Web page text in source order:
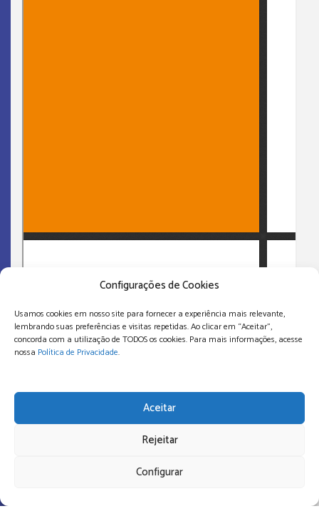
Configurações de Cookies
Usamos cookies em nosso site para fornecer a experiência mais relevante,
lembrando suas preferências e visitas repetidas. Ao clicar em “Aceitar”,
concorda com a utilização de TODOS os cookies. Para mais informações, acesse
nossa Política de Privacidade.
Aceitar
Rejeitar
Configurar